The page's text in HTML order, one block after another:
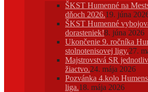
ŠKST Humenné na
dňoch 2026.19. júna
ŠKST Humenné
dorasteniek!8. júna 2026
Ukončenie 9. ročníka
stolnotenisovej ligy.27.
Majstrovstvá SR
žiactvo.24. mája 2026
Pozvánka 4.kolo
liga.18. mája 2026